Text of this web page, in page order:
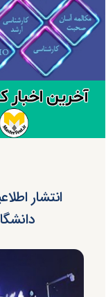
انتشار